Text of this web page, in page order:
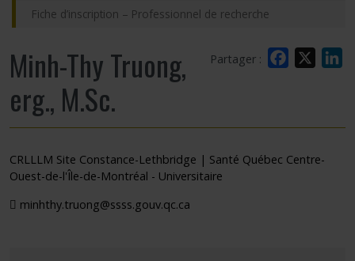
Fiche d’inscription – Professionnel de recherche
Partager : Facebook
Minh-Thy Truong,
erg., M.Sc.
CRLLLM Site Constance-Lethbridge | Santé Québec Centre-
Ouest-de-l'Île-de-Montréal - Universitaire
minhthy.truong@ssss.gouv.qc.ca